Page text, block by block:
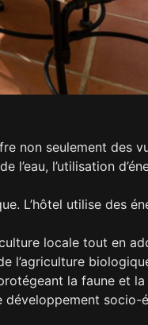
non seulement des
l’utilisation
L’hôtel utilise des
locale tout en
l’agriculture
la faune et
développement socio-